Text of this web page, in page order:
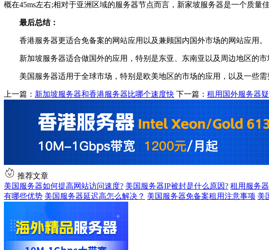
概在45ms左右;相对于亚洲区域的服务器节点而言，新家坡服务器是一个质量
最后总结：
香港服务器更适合免备案的网站应用以及兼顾国内国外市场的网站应用。
新加坡服务器适合做国外的应用，特别是东亚、东南亚以及周边地区的市
美国服务器适用于全球市场，特别是欧美地区的市场的应用，以及一些需
上一篇： 新加坡服务器和香港服务器比哪个速度快 下一篇： 租用国外服务器
推荐文章
美国服务器如何提高网站访问速度? 美国服务器IP被封是什么原因? 租用服务
有哪些优势 美国服务器延迟高怎么解决？ 美国服务器免备案租用注意事项 美